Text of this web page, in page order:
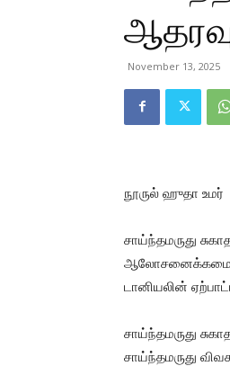
November 13, 2025
நூருல் ஹுதா உமர்
சாய்ந்தமருது
ஆலோசனைக்கமைய,
டானியலின்
சாய்ந்தமருது
சாய்ந்தமருது